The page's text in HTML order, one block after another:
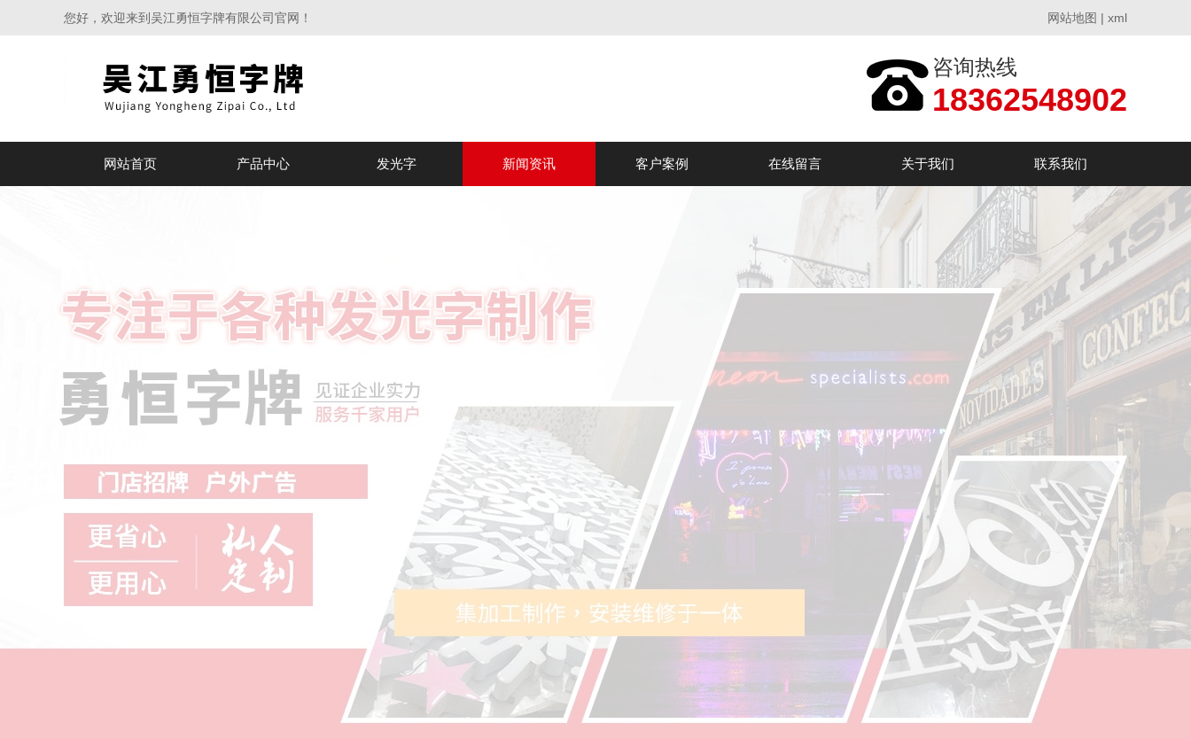
您好，欢迎来到吴江勇恒字牌有限公司官网！ 网站地图 | xml
咨询热线
18362548902
网站首页 产品中心 发光字 新闻资讯 客户案例 在线留言 关于我们 联系我们